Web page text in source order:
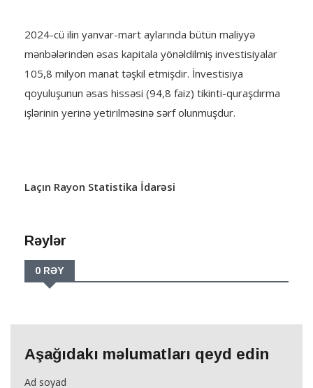
2024-cü ilin yanvar-mart aylarında bütün maliyyə
mənbələrindən əsas kapitala yönəldilmiş investisiyalar
105,8 milyon manat təşkil etmişdir. İnvestisiya
qoyuluşunun əsas hissəsi (94,8 faiz) tikinti-quraşdırma
işlərinin yerinə yetirilməsinə sərf olunmuşdur.
Laçın Rayon Statistika İdarəsi
Rəylər
0 RƏY
Aşağıdakı məlumatları qeyd edin
Ad soyad